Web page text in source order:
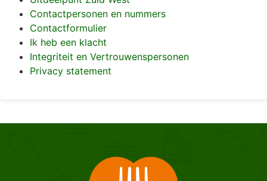
Contactpersonen en nummers
Contactformulier
Ik heb een klacht
Integriteit en Vertrouwenspersonen
Privacy statement